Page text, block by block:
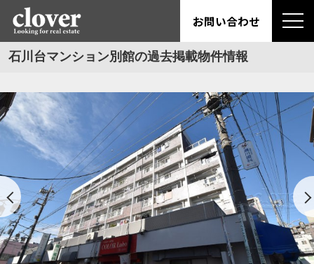
お問い合わせ
石川台マンション別館の過去掲載物件情報